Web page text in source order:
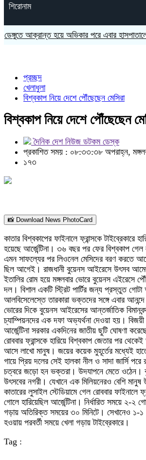
শিরোনাম
আক্রান্ত হয়ে অভিকার পরে এবার হাসপাতালে
প্রচ্ছদ
খেলাধুলা
বিশ্বকাপ নিয়ে দেশে পৌঁছেছেন মেসিরা
বিশ্বকাপ নিয়ে দেশে পৌঁছেছেন
দৈনিক দেশ নিউজ ডটকম ডেস্ক
প্রকাশিত সময় : ০৮:৩৩:৩৮ অপরাহ্ন,
১৭৩
📸 Download News PhotoCard
কাতার বিশ্বকাপের ফাইনালে ফ্রান্সকে টাইব্রেকারে
হয়েছে আর্জেন্টিনা। ৩৬ বছর পর ফের বিশ্বকাপ গেল
এমন সাফল্যের পর লিওনেল মেসিদের বরণ করতে
ছিল আগেই। রাজধানী বুয়েনস আইরেসে উৎসব
ইতালির রোম হয়ে মঙ্গলবার ভোরে বুয়েনস এইরেসে
দল। বিশাল একটি স্ট্রিট পার্টির জন্য প্রস্তুত গোটা
আলবিসেলেস্তে তারকারা ভক্তদের সঙ্গে এবার
ভোরের দিকে বুয়েনস আইরেসের আন্তর্জাতিক
চ্যাম্পিয়নদের এক দফা অভ্যর্থনা দেওয়া হয়। বিজয়ী
আর্জেন্টিনা সরকার একদিনের জাতীয় ছুটি ঘোষণা
রোববার ফ্রান্সকে হারিয়ে বিশ্বকাপ জেতার পর থেকেই
আসে লাখো মানুষ। জয়ের কয়েক মুহূর্তের মধ্যেই
গায়ে প্রিয় দলের সেই হালকা নীল ও সাদা জার্সি পরে
চত্বরে জড়ো হন ভক্তরা। উদযাপনে মেতে
উৎসবের নগরী। যেখানে এক মিলিয়নেরও বেশি মানুষ
কাতারের লুসাইল স্টেডিয়ামে গেল রোববার ফাইনালে
গোলে হারিয়েছিল আর্জেন্টিনা। নির্ধারিত সময়ে ২-২
গড়ায় অতিরিক্ত সময়ের ৩০ মিনিটে। সেখানেও ১-১
হওয়ায় পরবর্তী সময়ে খেলা গড়ায় টাইব্রেকারে।
Tag :